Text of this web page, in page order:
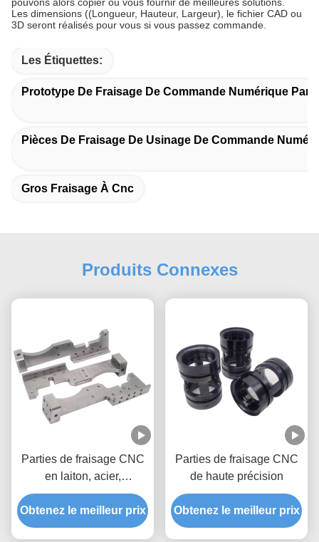
Les dimensions ((Longueur, Hauteur, Largeur), le fichier CAD ou
3D seront réalisés pour vous si vous passez commande.
Les Étiquettes:
Prototype De Fraisage De Commande Numérique Par
Pièces De Fraisage De Usinage De Commande
Gros Fraisage À Cnc
Produits Connexes
Parties de fraisage CNC
en laiton, acier,
aluminium, usine Parties
d'usure de haute
précision
Obtenez le meilleur prix
Parties de fraisage CNC
de haute précision
Obtenez le meilleur prix